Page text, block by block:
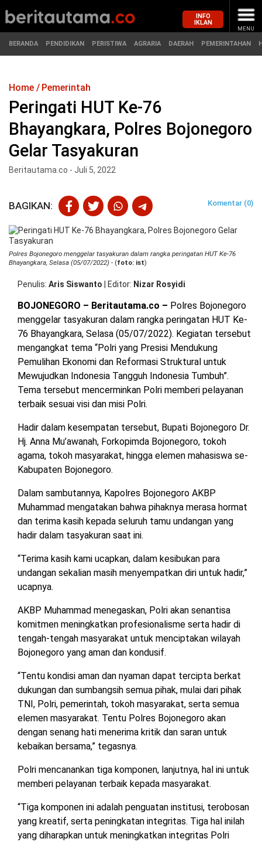
MASUK
BERANDA
PERISTIWA
PEMERINTAHAN
PENDIDIKAN
HUKUM
PENDIDIKAN
BERITABARU.CO
KABARBARU.CO
SERIKATNEWS.COM
PEWARTANUSANTARA.COM
LANGGAR.CO
JOBNAS.COM
SURAU.CO
REDAKSI
TENTANG
KAMI
KERJASAMA
PEDOMAN
MEDIA
CYBER
INFO
IKLAN
MENU
BERANDA PENDIDIKAN PERISTIWA AGRARIA DAERAH PEMERINTAHAN
Home Pemerintah
Peringati HUT Ke-76
Bhayangkara, Polres Bojonegoro
Gelar Tasyakuran
Beritautama.co - Juli 5, 2022
BAGIKAN: Komentar (0)
Polres Bojonegoro menggelar tasyakuran dalam rangka peringatan HUT Ke-76
Bhayangkara, Selasa (05/07/2022) - (foto: ist)
Penulis Aris Siswanto Editor Nizar Rosyidi
BOJONEGORO – Beritautama.co – Polres Bojonegoro
menggelar tasyakuran dalam rangka peringatan HUT Ke-
76 Bhayangkara, Selasa (05/07/2022). Kegiatan tersebut
mengangkat tema “Polri yang Presisi Mendukung
Pemulihan Ekonomi dan Reformasi Struktural untuk
Mewujudkan Indonesia Tangguh Indonesia Tumbuh”.
Tema tersebut mencerminkan Polri memberi pelayanan
terbaik sesuai visi dan misi Polri.
Hadir dalam kesempatan tersebut, Bupati Bojonegoro Dr.
Hj. Anna Mu’awanah, Forkopimda Bojonegoro, tokoh
agama, tokoh masyarakat, hingga elemen mahasiswa se-
Kabupaten Bojonegoro.
Dalam sambutannya, Kapolres Bojonegoro AKBP
Muhammad mengatakan bahwa pihaknya merasa hormat
dan terima kasih kepada seluruh tamu undangan yang
hadir dalam tasyakuran saat ini.
“Terima kasih kami ucapkan, dalam kesibukan para
undangan sekalian masih menyempatkan diri untuk hadir,”
ucapnya.
AKBP Muhammad menegaskan, Polri akan senantisa
komitmen meningkatkan profesionalisme serta hadir di
tengah-tengah masyarakat untuk menciptakan wilayah
Bojonegoro yang aman dan kondusif.
“Tentu kondisi aman dan nyaman dapat tercipta berkat
dukungan dan sumbangsih semua pihak, mulai dari pihak
TNI, Polri, pemerintah, tokoh masyarakat, serta semua
elemen masyarakat. Tentu Polres Bojonegoro akan
dengan senang hati menerima kritik dan saran untuk
kebaikan bersama,” tegasnya.
Polri mencanankan tiga komponen, lanjutnya, hal ini untuk
memberi pelayanan terbaik kepada masyarakat.
“Tiga komponen ini adalah penguatan institusi, terobosan
yang kreatif, serta peningkatan integritas. Tiga hal inilah
yang diharapkan untuk meningkatkan integritas Polri